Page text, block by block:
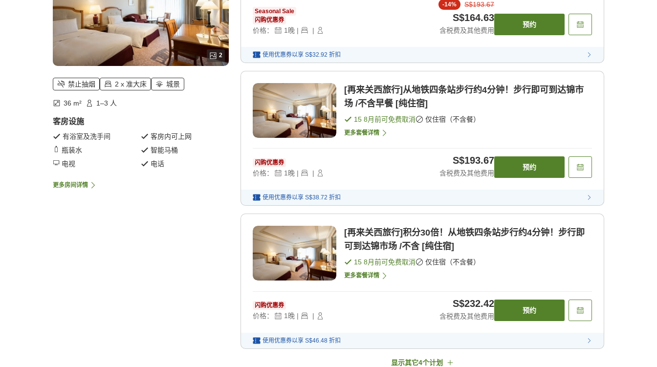
2
禁止抽烟 2 x 准大床 城景
36 m² 1–3 人
客房设施
有浴室及洗手间
客房内可上网
瓶装水
智能马桶
电视
电话
更多房间详情
Seasonal Sale
闪购优惠券
价格： 1晚 | |
-14% S$193.67
S$164.63
含税费及其他费用
预约
使用优惠券以享 S$32.92 折扣
[再来关西旅行]从地铁四条站步行约4分钟！步行即可到达锦市
场 /不含早餐 [纯住宿]
15 8月前可免费取消 仅住宿（不含餐）
更多套餐详情
闪购优惠券
价格： 1晚 | |
S$193.67
含税费及其他费用
预约
使用优惠券以享 S$38.72 折扣
[再来关西旅行]积分30倍！从地铁四条站步行约4分钟！步行即
可到达锦市场 /不含 [纯住宿]
15 8月前可免费取消 仅住宿（不含餐）
更多套餐详情
闪购优惠券
价格： 1晚 | |
S$232.42
含税费及其他费用
预约
使用优惠券以享 S$46.48 折扣
显示其它4个计划